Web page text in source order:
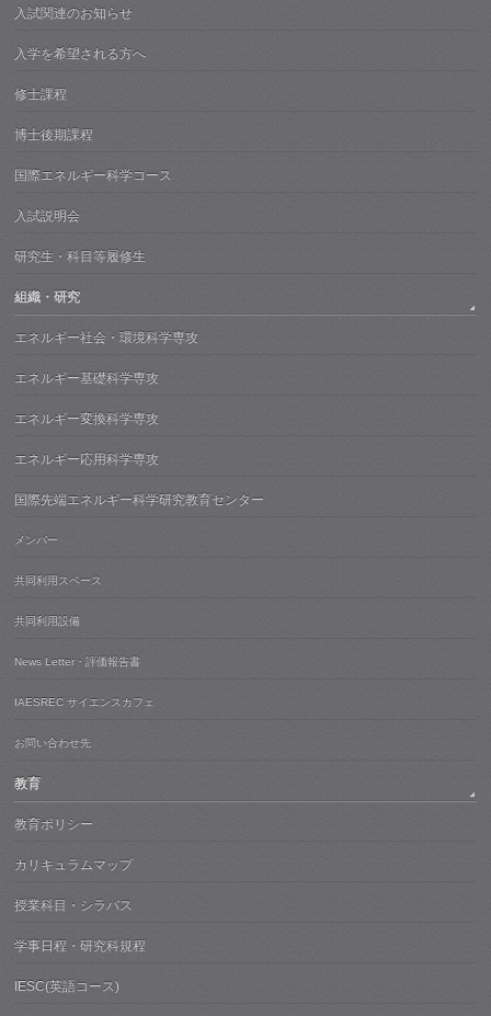
入試関連のお知らせ
入学を希望される方へ
修士課程
博士後期課程
国際エネルギー科学コース
入試説明会
研究生・科目等履修生
組織・研究
エネルギー社会・環境科学専攻
エネルギー基礎科学専攻
エネルギー変換科学専攻
エネルギー応用科学専攻
国際先端エネルギー科学研究教育センター
メンバー
共同利用スペース
共同利用設備
News Letter・評価報告書
IAESREC サイエンスカフェ
お問い合わせ先
教育
教育ポリシー
カリキュラムマップ
授業科目・シラバス
学事日程・研究科規程
IESC(英語コース)